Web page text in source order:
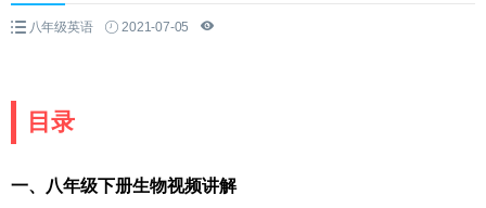
八年级英语 2021-07-05
目录
一、八年级下册生物视频讲解